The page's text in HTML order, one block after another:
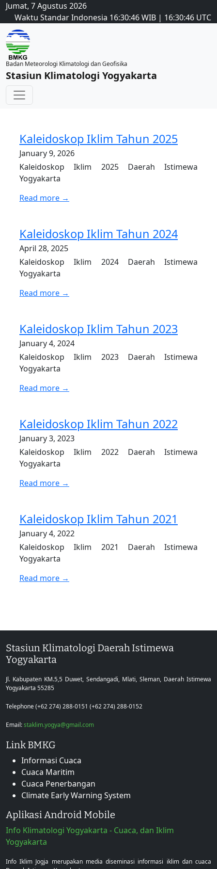
Jumat, 7 Agustus 2026
Waktu Standar Indonesia 16:30:46WIB | 16:30:46 UTC
Badan Meteorologi Klimatologi dan Geofisika
Stasiun Klimatologi Yogyakarta
Kaleidoskop Iklim Tahun 2025
January 9, 2026
Kaleidoskop Iklim 2025 Daerah Istimewa
Yogyakarta
Read more →
Kaleidoskop Iklim Tahun 2024
April 28, 2025
Kaleidoskop Iklim 2024 Daerah Istimewa
Yogyakarta
Read more →
Kaleidoskop Iklim Tahun 2023
January 4, 2024
Kaleidoskop Iklim 2023 Daerah Istimewa
Yogyakarta
Read more →
Kaleidoskop Iklim Tahun 2022
January 3, 2023
Kaleidoskop Iklim 2022 Daerah Istimewa
Yogyakarta
Read more →
Kaleidoskop Iklim Tahun 2021
January 4, 2022
Kaleidoskop Iklim 2021 Daerah Istimewa
Yogyakarta
Read more →
Stasiun Klimatologi Daerah Istimewa
Yogyakarta
Jl. Kabupaten KM.5,5 Duwet, Sendangadi, Mlati, Sleman, Daerah Istimewa
Yogyakarta 55285
Telephone (+62 274) 288-0151 (+62 274) 288-0152
Email:staklim.yogya@gmail.com
Link BMKG
Informasi Cuaca
Cuaca Maritim
Cuaca Penerbangan
Climate Early Warning System
Aplikasi Android Mobile
Info Klimatologi Yogyakarta - Cuaca, dan Iklim
Yogyakarta
Info Iklim Jogja merupakan media diseminasi informasi iklim dan cuaca